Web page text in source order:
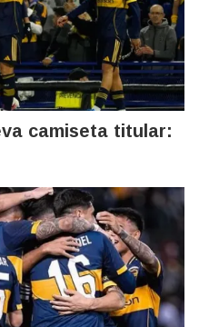
camiseta titular: